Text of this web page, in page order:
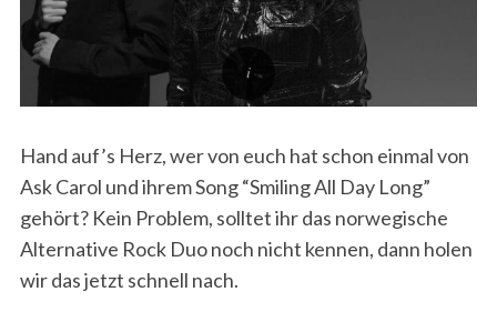
Hand auf’s Herz, wer von euch hat schon einmal von
Ask Carol und ihrem Song “Smiling All Day Long”
gehört? Kein Problem, solltet ihr das norwegische
Alternative Rock Duo noch nicht kennen, dann holen
wir das jetzt schnell nach.